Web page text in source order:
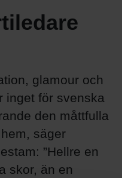
glamour och
inget för svenska
den måttfulla
säger
”Hellre en
skor, än en